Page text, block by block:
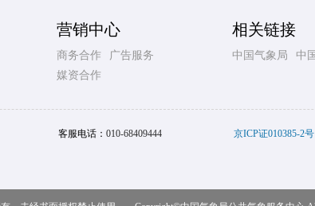
营销中心
商务合作
广告服务
媒资合作
相关链接
中国气象局 中
客服电话： 010-68409444 京ICP证010385-2号